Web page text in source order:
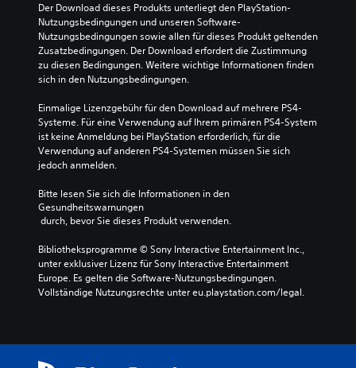
Der Download dieses Produkts unterliegt den PlayStation-
Nutzungsbedingungen und unseren Software-
Nutzungsbedingungen sowie allen für dieses Produkt geltenden
Zusatzbedingungen. Der Download erfordert die Zustimmung
zu diesen Bedingungen. Weitere wichtige Informationen finden
sich in den Nutzungsbedingungen.
Einmalige Lizenzgebühr für den Download auf mehrere PS4-
Systeme. Für eine Verwendung auf Ihrem primären PS4-System
ist keine Anmeldung bei PlayStation erforderlich, für die
Verwendung auf anderen PS4-Systemen müssen Sie sich
jedoch anmelden.
Bitte lesen Sie sich die Informationen in den
Gesundheitswarnungen
durch, bevor Sie dieses Produkt verwenden.
Bibliotheksprogramme © Sony Interactive Entertainment Inc.,
unter exklusiver Lizenz für Sony Interactive Entertainment
Europe. Es gelten die Software-Nutzungsbedingungen.
Vollständige Nutzungsrechte unter eu.playstation.com/legal.